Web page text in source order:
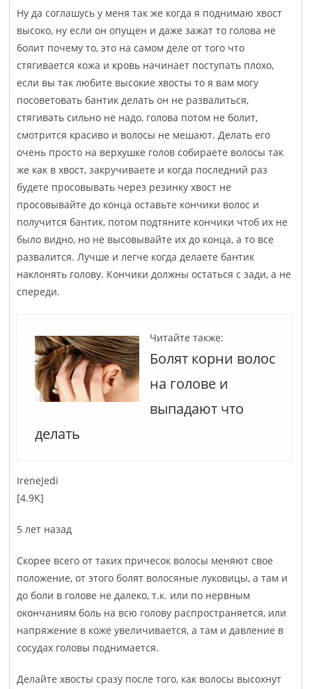
Ну да соглашусь у меня так же когда я поднимаю хвост
высоко, ну если он опущен и даже зажат то голова не
болит почему то, это на самом деле от того что
стягивается кожа и кровь начинает поступать плохо,
если вы так любите высокие хвосты то я вам могу
посоветовать бантик делать он не развалиться,
стягивать сильно не надо, голова потом не болит,
смотрится красиво и волосы не мешают. Делать его
очень просто на верхушке голов собираете волосы так
же как в хвост, закручиваете и когда последний раз
будете просовывать через резинку хвост не
просовывайте до конца оставьте кончики волос и
получится бантик, потом подтяните кончики чтоб их не
было видно, но не высовывайте их до конца, а то все
развалится. Лучше и легче когда делаете бантик
наклонять голову. Кончики должны остаться с зади, а не
спереди.
Читайте также:
Болят корни волос
на голове и
выпадают что
делать
Irene­Jedi
[4.9K]
5 лет назад
Скорее всего от таких причесок волосы меняют свое
положение, от этого болят волосяные луковицы, а там и
до боли в голове не далеко, т.к. или по нервным
окончаниям боль на всю голову распространяется, или
напряжение в коже увеличивается, а там и давление в
сосудах головы поднимается.
Делайте хвосты сразу после того, как волосы высохнут